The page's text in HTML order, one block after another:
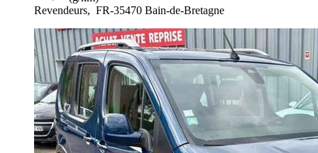
Revendeurs, FR-35470 Bain-de-Bretagne